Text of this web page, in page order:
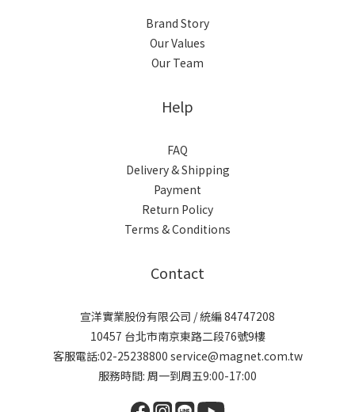
Brand Story
Our Values
Our Team
Help
FAQ
Delivery & Shipping
Payment
Return Policy
Terms & Conditions
Contact
宣洋實業股份有限公司 / 統編 84747208
10457 台北市南京東路二段76號9樓
客服電話:02-25238800 service@magnet.com.tw
服務時間: 周一到周五9:00-17:00